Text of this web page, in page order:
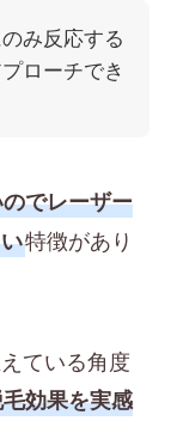
み反応する
ローチでき
でレーザー
特徴があり
ている角度
効果を実感